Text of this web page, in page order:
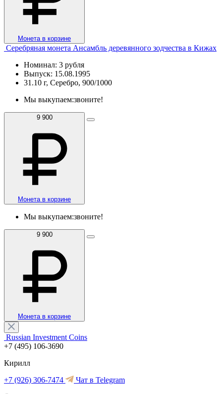
Монета в корзине
Серебряная монета Ансамбль деревянного зодчества в Кижах
Номинал: 3 рубля
Выпуск: 15.08.1995
31.10 г, Серебро, 900/1000
Мы выкупаем:звоните!
9 900
Монета в корзине
Мы выкупаем:звоните!
9 900
Монета в корзине
Russian Investment Coins
+7 (495) 106-3690
Кирилл
+7 (926) 306-7474
Чат в Telegram